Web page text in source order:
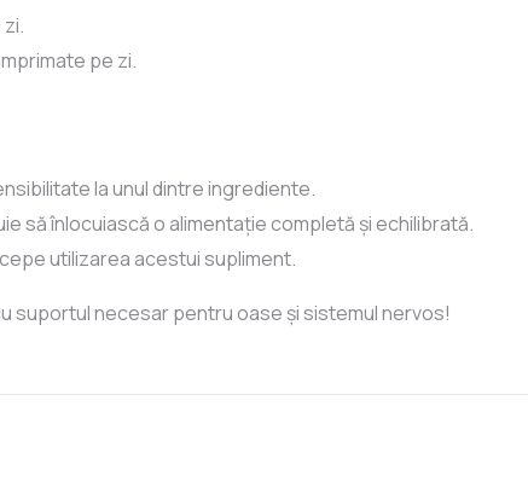
pe zi.
la unul dintre ingrediente.
să înlocuiască o alimentație completă și echilibrată.
utilizarea acestui supliment.
suportul necesar pentru oase și sistemul nervos!